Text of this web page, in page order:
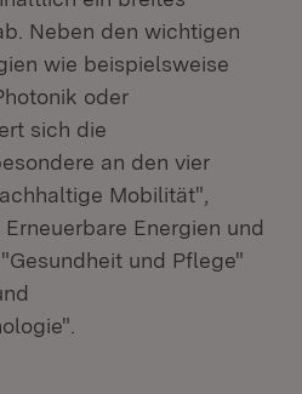
Neben den wichtigen
wie beispielsweise
oder
sich die
an den vier
Mobilität",
Energien und
und Pflege"